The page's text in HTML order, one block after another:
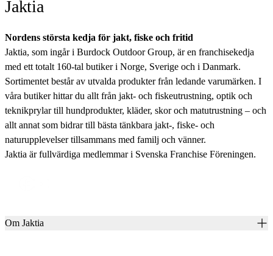
Jaktia
Nordens största kedja för jakt, fiske och fritid
Jaktia, som ingår i Burdock Outdoor Group, är en franchisekedja
med ett totalt 160-tal butiker i Norge, Sverige och i Danmark.
Sortimentet består av utvalda produkter från ledande varumärken. I
våra butiker hittar du allt från jakt- och fiskeutrustning, optik och
teknikprylar till hundprodukter, kläder, skor och matutrustning – och
allt annat som bidrar till bästa tänkbara jakt-, fiske- och
naturupplevelser tillsammans med familj och vänner.
Jaktia är fullvärdiga medlemmar i Svenska Franchise Föreningen.
Om Jaktia